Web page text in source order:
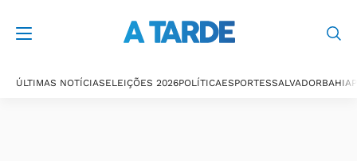
ÚLTIMAS NOTÍCIASELEIÇÕES 2026POLÍTICAESPORTESSALVADORBAHIA